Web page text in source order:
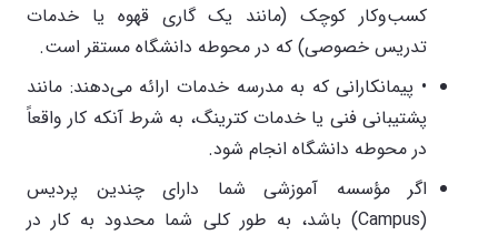
کسب‌وکار کوچک (مانند یک گاری قهوه یا خدمات
تدریس خصوصی) که در محوطه دانشگاه مستقر است.
• پیمانکارانی که به مدرسه خدمات ارائه می‌دهند: مانند
پشتیبانی فنی یا خدمات کترینگ، به شرط آنکه کار واقعاً
در محوطه دانشگاه انجام شود.
اگر مؤسسه آموزشی شما دارای چندین پردیس
(Campus) باشد، به طور کلی شما محدود به کار در